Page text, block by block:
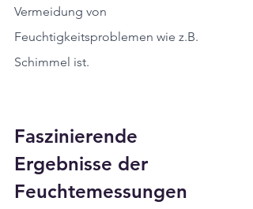
Vermeidung von
Feuchtigkeitsproblemen wie z.B.
Schimmel ist.
Faszinierende
Ergebnisse der
Feuchtemessungen